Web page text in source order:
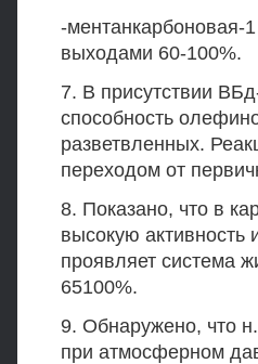
-ментанкарбоновая-
выходами 60-100%.
7. В присутствии
способность
разветвленных.
переходом от
8. Показано, что в
высокую активность
проявляет система
65100%.
9. Обнаружено, что
при атмосферном